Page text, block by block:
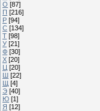
О [87]
П [216]
Р [94]
С [134]
Т [98]
У [21]
Ф [30]
Х [20]
Ц [20]
Ш [22]
Щ [4]
Э [40]
Ю [1]
Я [12]